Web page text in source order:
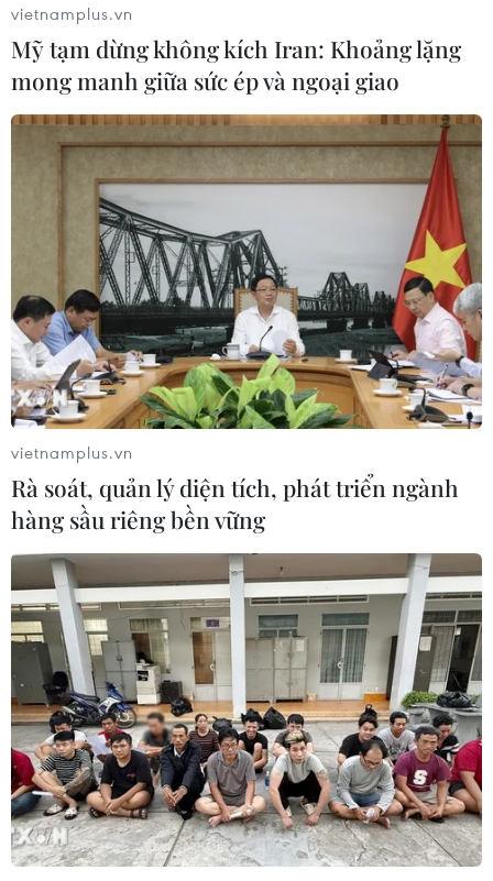
TIN CÙNG CHUYÊN MỤC
Dogo Onsen - suối nước nóng hơn
3.000 năm tuổi và những giá trị sức
khỏe
10/08/2026 05:31
Mexico phát triển trò chơi
điện tử hỗ trợ phục hồi chức năng
10/08/2026 04:37
Cộng hòa Dân chủ Congo ghi nhận
hơn 300 trẻ em tử vong do Ebola
Ớt nhập khẩu từ Mexico khiến hàng
trăm người tiêu dùng Mỹ nhiễm
khuẩn Salmonella
07/08/2026 00:43
Nước thải từ máy bay có thể giúp
phát hiện sớm nguy cơ đại dịch
06/08/2026 22:30
Italy và Hy Lạp trở thành điểm nóng
vietnamplus.vn
Mỹ tạm dừng không kích Iran: Khoảng lặng
mong manh giữa sức ép và ngoại giao
vietnamplus.vn
Rà soát, quản lý diện tích, phát triển ngành
hàng sầu riêng bền vững